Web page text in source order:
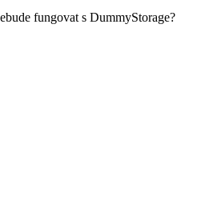
fungovat s DummyStorage?